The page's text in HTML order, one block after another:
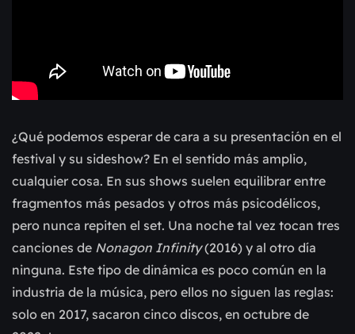
¿Qué podemos esperar de cara a su presentación en el
festival y su sideshow? En el sentido más amplio,
cualquier cosa. En sus shows suelen equilibrar entre
fragmentos más pesados y otros más psicodélicos,
pero nunca repiten el set. Una noche tal vez tocan tres
canciones de Nonagon Infinity(2016) y al otro día
ninguna. Este tipo de dinámica es poco común en la
industria de la música, pero ellos no siguen las reglas:
solo en 2017, sacaron cinco discos, en octubre de